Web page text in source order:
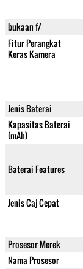
bukaan f/
Fitur Perangkat
Keras Kamera
Jenis Baterai
Kapasitas Baterai
(mAh)
Baterai Features
Jenis Caj Cepat
Prosesor Merek
Nama Prosesor